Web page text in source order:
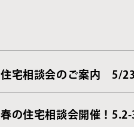
住宅相談会のご案内 5/
春の住宅相談会開催！